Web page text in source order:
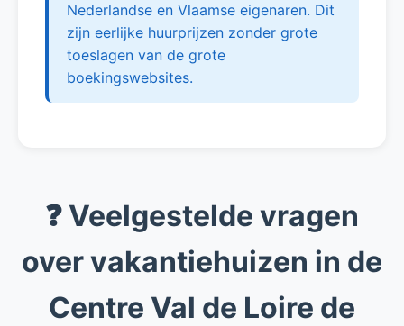
Nederlandse en Vlaamse eigenaren. Dit
zijn eerlijke huurprijzen zonder grote
toeslagen van de grote
boekingswebsites.
❓ Veelgestelde vragen
over vakantiehuizen in de
Centre Val de Loire de